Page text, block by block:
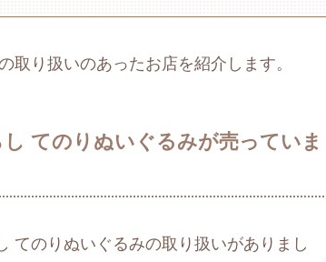
り扱いのあったお店を紹介します。
てのりぬいぐるみが売っていま
てのりぬいぐるみの取り扱いがありまし